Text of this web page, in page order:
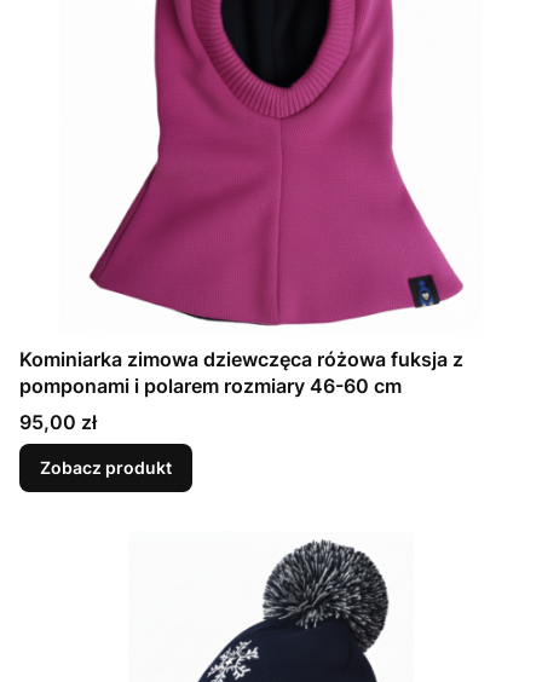
Kominiarka zimowa dziewczęca różowa fuksja z
pomponami i polarem rozmiary 46-60 cm
Cena
95,00 zł
Zobacz produkt